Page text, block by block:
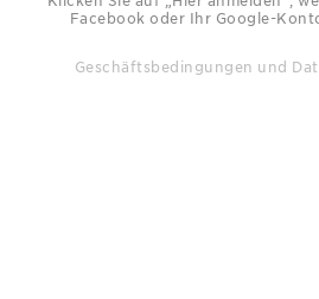
Facebook oder Ihr Google-
Geschäftsbedingungen und